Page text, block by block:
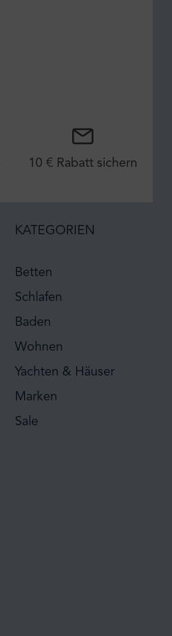
10 € Rabatt sichern
KATEGORIEN
Betten
Schlafen
Baden
Wohnen
Yachten & Häuser
Marken
Sale